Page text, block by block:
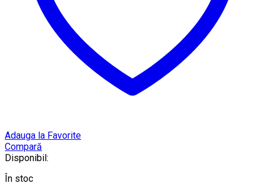
Adauga la Favorite
Compară
Disponibil:
În stoc